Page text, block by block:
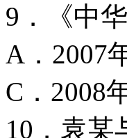
9．《中
A．
C．
10．袁某